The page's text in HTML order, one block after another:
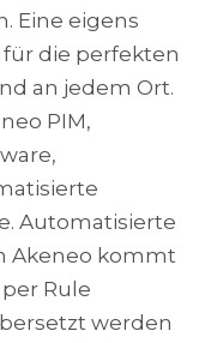
Eine eigens
die perfekten
an jedem Ort.
PIM,
Automatisierte
Akeneo kommt
Rule
werden